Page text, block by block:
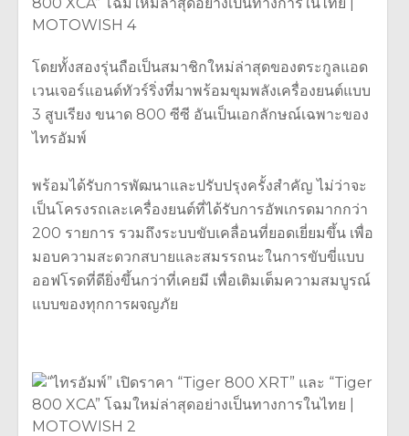
โดยทั้งสองรุ่นถือเป็นสมาชิกใหม่ล่าสุดของตระกูลแอด
เวนเจอร์แอนด์ทัวร์ริ่งที่มาพร้อมขุมพลังเครื่องยนต์แบบ
3 สูบเรียง ขนาด 800 ซีซี อันเป็นเอกลักษณ์เฉพาะของ
ไทรอัมพ์
พร้อมได้รับการพัฒนาและปรับปรุงครั้งสำคัญ ไม่ว่าจะ
เป็นโครงรถเละเครื่องยนต์ที่ได้รับการอัพเกรดมากกว่า
200 รายการ รวมถึงระบบขับเคลื่อนที่ยอดเยี่ยมขึ้น เพื่อ
มอบความสะดวกสบายและสมรรถนะในการขับขี่แบบ
ออฟโรดที่ดียิ่งขึ้นกว่าที่เคยมี เพื่อเติมเต็มความสมบูรณ์
แบบของทุกการผจญภัย